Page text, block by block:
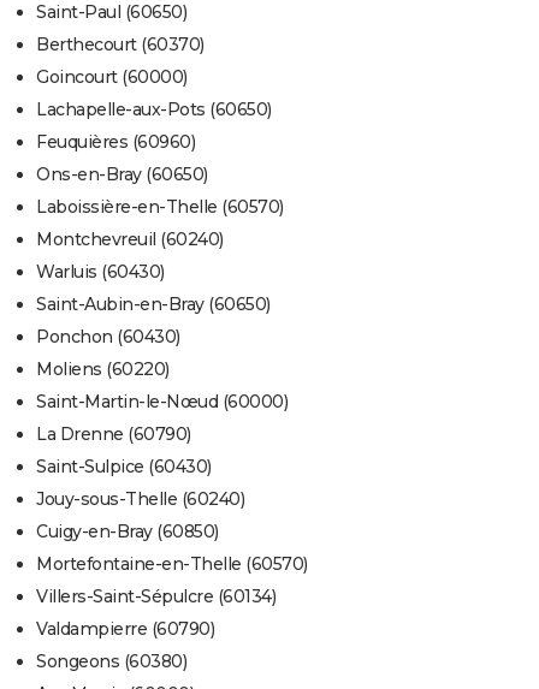
Saint-Paul (60650)
Berthecourt (60370)
Goincourt (60000)
Lachapelle-aux-Pots (60650)
Feuquières (60960)
Ons-en-Bray (60650)
Laboissière-en-Thelle (60570)
Montchevreuil (60240)
Warluis (60430)
Saint-Aubin-en-Bray (60650)
Ponchon (60430)
Moliens (60220)
Saint-Martin-le-Nœud (60000)
La Drenne (60790)
Saint-Sulpice (60430)
Jouy-sous-Thelle (60240)
Cuigy-en-Bray (60850)
Mortefontaine-en-Thelle (60570)
Villers-Saint-Sépulcre (60134)
Valdampierre (60790)
Songeons (60380)